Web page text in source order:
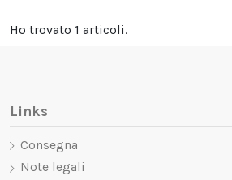
Ho trovato 1 articoli.
Links
Consegna
Note legali